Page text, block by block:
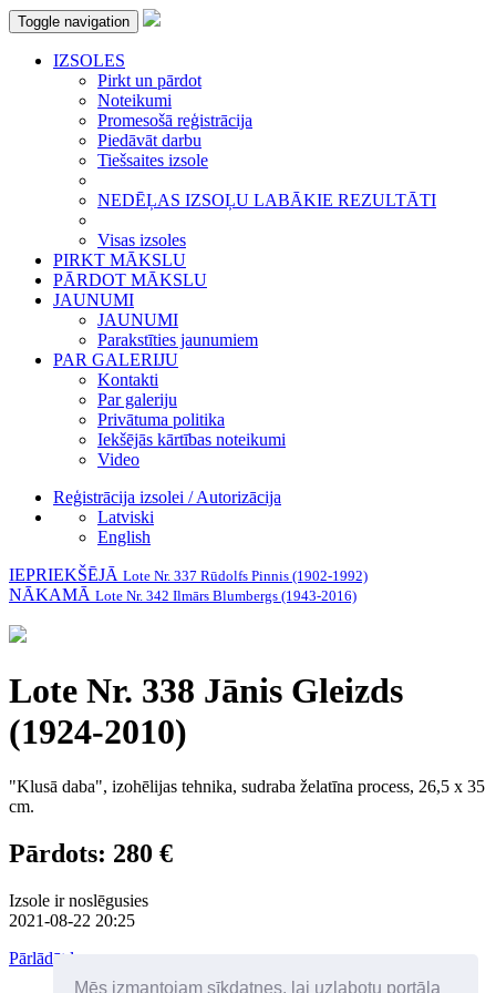
Mēs izmantojam sīkdatnes, lai uzlabotu portāla
Toggle navigation
IZSOLES
Pirkt un pārdot
Noteikumi
Promesošā reģistrācija
Piedāvāt darbu
Tiešsaites izsole
NEDĒĻAS IZSOĻU LABĀKIE REZULTĀTI
Visas izsoles
PIRKT MĀKSLU
PĀRDOT MĀKSLU
JAUNUMI
JAUNUMI
Parakstīties jaunumiem
PAR GALERIJU
Kontakti
Par galeriju
Privātuma politika
Iekšējās kārtības noteikumi
Video
Reģistrācija izsolei / Autorizācija
Latviski
English
IEPRIEKŠĒJĀ Lote Nr. 337 Rūdolfs Pinnis (1902-1992)
NĀKAMĀ Lote Nr. 342 Ilmārs Blumbergs (1943-2016)
Lote Nr. 338 Jānis Gleizds
(1924-2010)
"Klusā daba", izohēlijas tehnika, sudraba želatīna process, 26,5 x 35
cm.
Pārdots: 280 €
Izsole ir noslēgusies
2021-08-22 20:25
Pārlādēt lapu